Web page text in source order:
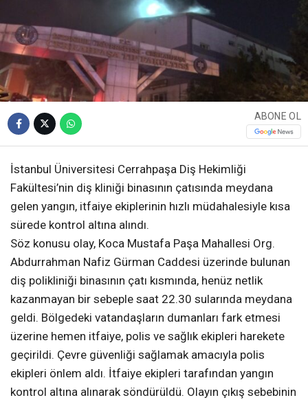
ABONE OL
İstanbul Üniversitesi Cerrahpaşa Diş Hekimliği
Fakültesi’nin diş kliniği binasının çatısında meydana
gelen yangın, itfaiye ekiplerinin hızlı müdahalesiyle kısa
sürede kontrol altına alındı.
Söz konusu olay, Koca Mustafa Paşa Mahallesi Org.
Abdurrahman Nafiz Gürman Caddesi üzerinde bulunan
diş polikliniği binasının çatı kısmında, henüz netlik
kazanmayan bir sebeple saat 22.30 sularında meydana
geldi. Bölgedeki vatandaşların dumanları fark etmesi
üzerine hemen itfaiye, polis ve sağlık ekipleri harekete
geçirildi. Çevre güvenliği sağlamak amacıyla polis
ekipleri önlem aldı. İtfaiye ekipleri tarafından yangın
kontrol altına alınarak söndürüldü. Olayın çıkış sebebinin